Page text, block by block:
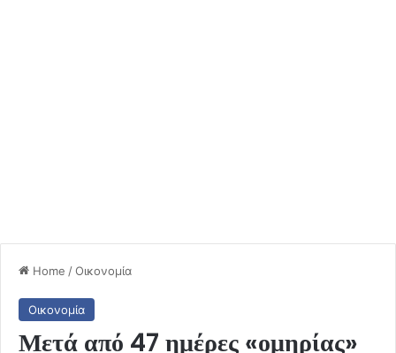
Home /Οικονομία
Οικονομία
Μετά από 47 ημέρες «ομηρίας»